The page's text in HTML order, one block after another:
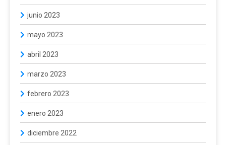
junio 2023
mayo 2023
abril 2023
marzo 2023
febrero 2023
enero 2023
diciembre 2022